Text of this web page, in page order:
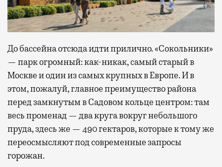
До бассейна отсюда идти прилично. «Сокольники»
— парк огромный: как-никак, самый старый в
Москве и один из самых крупных в Европе. И в
этом, пожалуй, главное преимущество района
перед замкнутым в Садовом кольце центром: там
весь променад — два круга вокруг небольшого
пруда, здесь же — 490 гектаров, которые к тому же
переосмысляют под современные запросы
горожан.